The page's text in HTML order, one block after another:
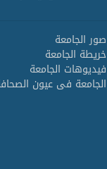
صور الجامعة
خريطة الجامعة
فيديوهات الجامعة
الجامعة فى عيون